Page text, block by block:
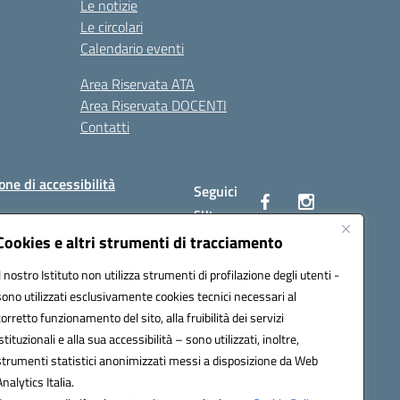
e altri strumenti di tracciamento
nostro Istituto non utilizza strumenti di profilazione degli utenti -
utilizzati esclusivamente cookies tecnici necessari al
funzionamento del sito, alla fruibilità dei servizi
e alla sua accessibilità – sono utilizzati, inoltre,
statistici anonimizzati messi a disposizione da Web
Italia.
Le notizie
Le circolari
Calendario eventi
Area Riservata ATA
Area Riservata DOCENTI
Contatti
di accessibilità
Seguici
su: